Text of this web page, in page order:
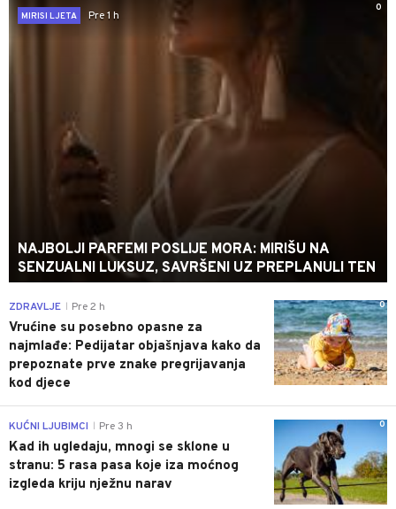
0
MIRISI LJETA
Pre 1 h
NAJBOLJI PARFEMI POSLIJE MORA: MIRIŠU NA
SENZUALNI LUKSUZ, SAVRŠENI UZ PREPLANULI TEN
0
ZDRAVLJE Pre 2 h
Vrućine su posebno opasne za
najmlađe: Pedijatar objašnjava kako da
prepoznate prve znake pregrijavanja
kod djece
0
KUĆNI LJUBIMCI Pre 3 h
Kad ih ugledaju, mnogi se sklone u
stranu: 5 rasa pasa koje iza moćnog
izgleda kriju nježnu narav